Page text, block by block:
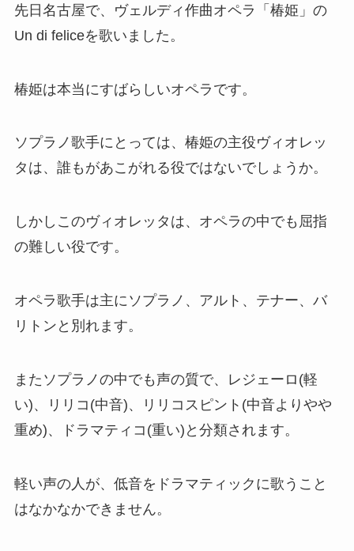
先日名古屋で、ヴェルディ作曲オペラ「椿姫」の
Un di feliceを歌いました。
椿姫は本当にすばらしいオペラです。
ソプラノ歌手にとっては、椿姫の主役ヴィオレッ
タは、誰もがあこがれる役ではないでしょうか。
しかしこのヴィオレッタは、オペラの中でも屈指
の難しい役です。
オペラ歌手は主にソプラノ、アルト、テナー、バ
リトンと別れます。
またソプラノの中でも声の質で、レジェーロ(軽
い)、リリコ(中音)、リリコスピント(中音よりやや
重め)、ドラマティコ(重い)と分類されます。
軽い声の人が、低音をドラマティックに歌うこと
はなかなかできません。